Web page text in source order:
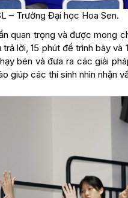
– Trường Đại học Hoa Sen.
quan trọng và được mong
lời, 15 phút để trình bày
bén và đưa ra các giải
giúp các thí sinh nhìn nhận